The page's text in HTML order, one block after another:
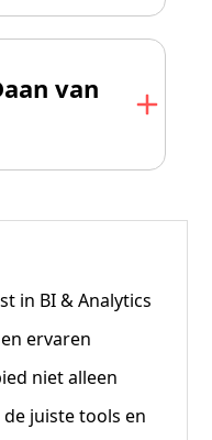
van
in BI & Analytics
ervaren
niet alleen
juiste tools en